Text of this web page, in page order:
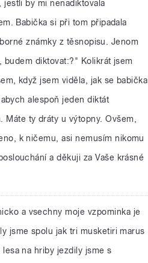
by mi nenadiktovala
Babička si při tom připadala
známky z těsnopisu. Jenom
budem diktovat:?" Kolikrát jsem
když jsem viděla, jak se babička
alespoň jeden diktát
Máte ty dráty u výtopny. Ovšem,
k ničemu, asi nemusím nikomu
a děkuji za Vaše krásné
a vsechny moje vzpominka je
jsme spolu jak tri musketiri marus
na hriby jezdily jsme s